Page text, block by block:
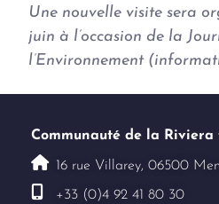
Une nouvelle visite sera
juin à l’occasion de la
l’Environnement
Communauté de la Riviera
16 rue Villarey, 06500
+33 (0)4 92 41 80 30